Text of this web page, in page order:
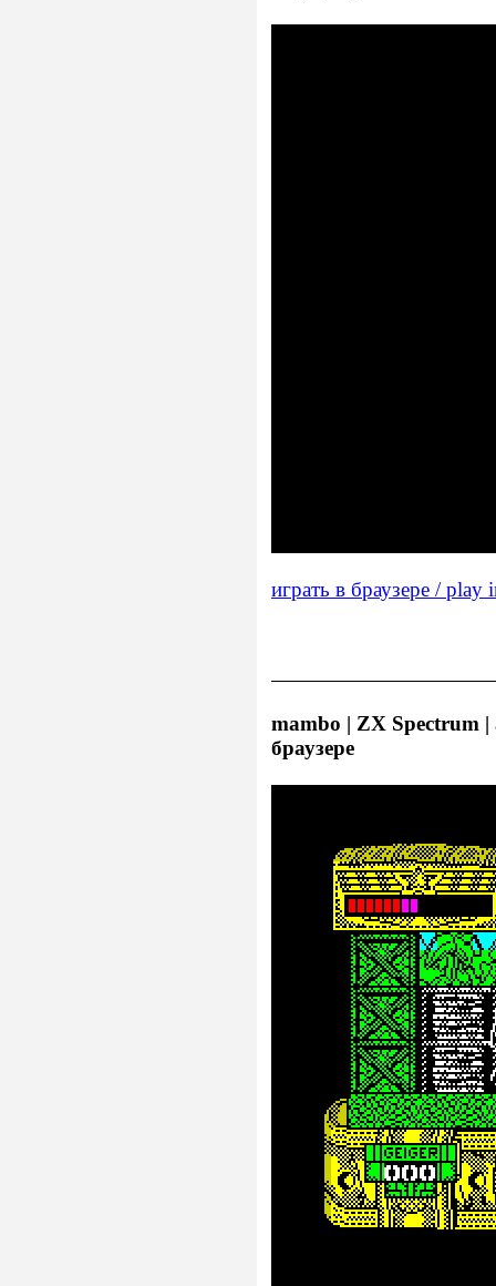
играть в браузере / play
mambo | ZX Spectrum |
браузере